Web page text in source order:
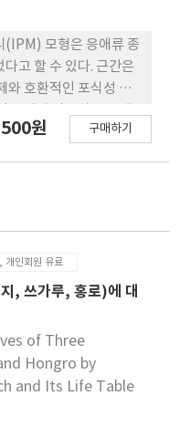
(IPM) 모형은 응애류 종
고 할 수 있다. 근간은
와 호환적인 포식성 이
성과 해충 개체군 변동
제와 해충관리는 농생
의 변화에 따라 관련된
변동되어 작동하고 있으
과원관리 환경에 따라
를 고찰하면서 생태공
충관리, 포식성 응애류
과 응애류의 종 구성 변
구를 바탕으로 재조명
원 구매하기
개인회원 유료
, 쓰가루, 홍로)에 대
of Three
Hongro by
and Its Life Table